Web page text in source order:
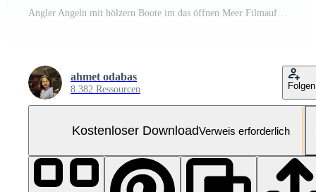
Angler Angeln mit hölzern Boote im das öffnen Meer Filmaufnahme. Kostenloses Video
ahmet odabas
8.382 Ressourcen Folgen
Kostenloser DownloadVerweis erforderlich